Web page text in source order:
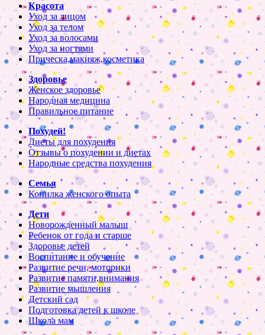
Красота
Уход за лицом
Уход за телом
Уход за волосами
Уход за ногтями
Прическа,макияж,косметика
Здоровье
Женское здоровье
Народная медицина
Правильное питание
Похудей!
Диеты для похудения
Отзывы о похудении и диетах
Народные средства похудения
Семья
Копилка женского опыта
Дети
Новорожденный малыш
Ребенок от года и старше
Здоровье детей
Воспитание и обучение
Развитие речи, моторики
Развитие памяти,внимания
Развитие мышления
Детский сад
Подготовка детей к школе
Школа мам